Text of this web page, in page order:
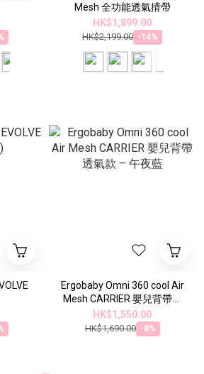
Mesh 全功能透氣揹帶
HK$1,899.00
HK$2,199.00 -14%
Ergobaby Omni 360 cool Air
Mesh CARRIER 嬰兒背帶透
氣款 – 午夜藍
HK$1,550.00
HK$1,690.00 -8%